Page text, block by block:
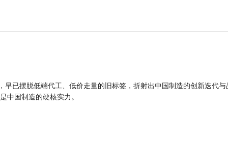
早已摆脱低端代工、低价走量的旧标签，折射出中国制造的创新迭代与
中国制造的硬核实力。